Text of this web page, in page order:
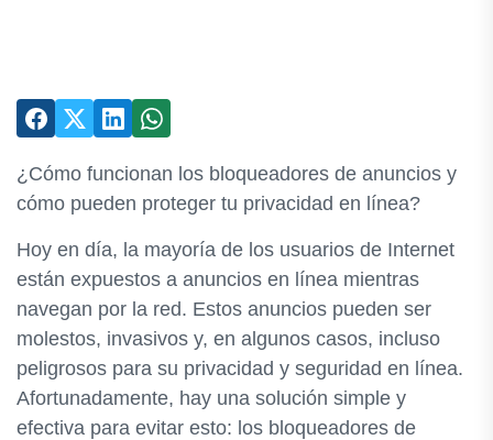
¿Cómo funcionan los bloqueadores de anuncios y
cómo pueden proteger tu privacidad en línea?
Hoy en día, la mayoría de los usuarios de Internet
están expuestos a anuncios en línea mientras
navegan por la red. Estos anuncios pueden ser
molestos, invasivos y, en algunos casos, incluso
peligrosos para su privacidad y seguridad en línea.
Afortunadamente, hay una solución simple y
efectiva para evitar esto: los bloqueadores de